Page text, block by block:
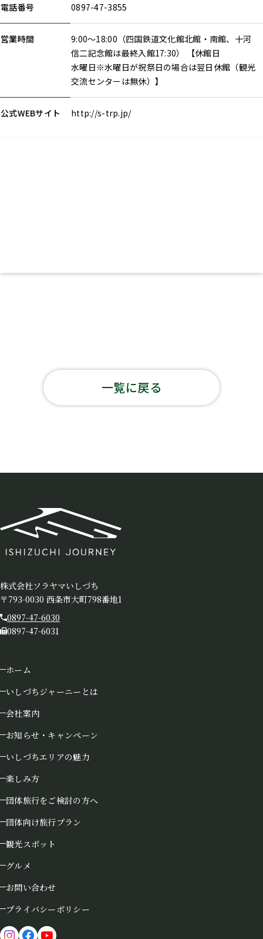
電話番号 0897-47-3855
営業時間
9:00～18:00（四国鉄道文化館北館・南館、十河
信二記念館は最終入館17:30） 【休館日
水曜日※水曜日が祝祭日の場合は翌日休館（観光
交流センターは無休）】
公式WEBサイト http://s-trp.jp/
一覧に戻る
株式会社ソラヤマいしづち
〒793-0030 西条市大町798番地1
0897-47-6030
0897-47-6031
ホーム
いしづちジャーニーとは
会社案内
お知らせ・キャンペーン
いしづちエリアの魅力
楽しみ方
団体旅行をご検討の方へ
団体向け旅行プラン
観光スポット
グルメ
お問い合わせ
プライバシーポリシー